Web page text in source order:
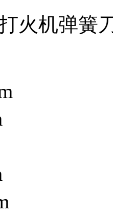
火机弹簧